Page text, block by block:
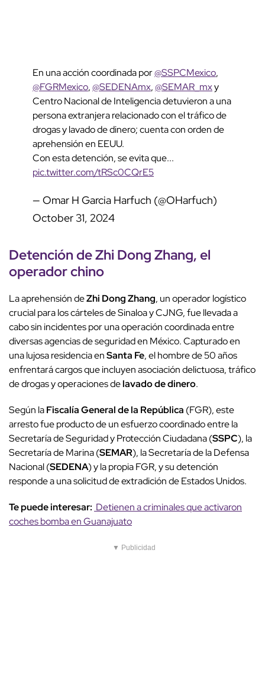
En una acción coordinada por@SSPCMexico,
@FGRMexico,@SEDENAmx,@SEMAR_mxy
Centro Nacional de Inteligencia detuvieron a una
persona extranjera relacionado con el tráfico de
drogas y lavado de dinero; cuenta con orden de
aprehensión en EEUU.
Con esta detención, se evita que...
pic.twitter.com/tRSc0CQrE5
— Omar H Garcia Harfuch (@OHarfuch)
October 31, 2024
Detención de Zhi Dong Zhang, el
operador chino
La aprehensión deZhi Dong Zhang, un operador logístico
crucial para los cárteles de Sinaloa y CJNG, fue llevada a
cabo sin incidentes por una operación coordinada entre
diversas agencias de seguridad en México. Capturado en
una lujosa residencia enSanta Fe, el hombre de 50 años
enfrentará cargos que incluyen asociación delictuosa, tráfico
de drogas y operaciones delavado de dinero.
Según laFiscalía General de la República (FGR), este
arresto fue producto de un esfuerzo coordinado entre la
Secretaría de Seguridad y Protección Ciudadana (SSPC), la
Secretaría de Marina (SEMAR), la Secretaría de la Defensa
Nacional (SEDENA) y la propia FGR, y su detención
responde a una solicitud de extradición de Estados Unidos.
Te puede interesar: Detienen a criminales que activaron
coches bomba en Guanajuato
▼ Publicidad